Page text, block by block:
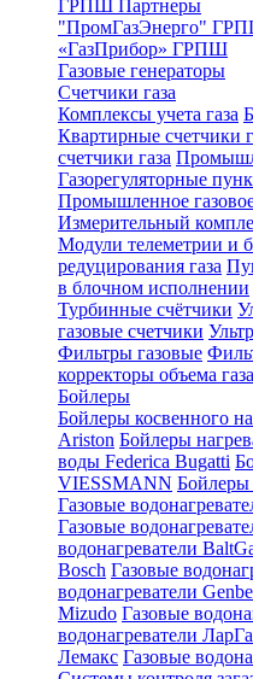
ГРПШ Партнеры
"ПромГазЭнерго"
«ГазПрибор» ГРПШ
Газовые генераторы
Счетчики газа
Комплексы учета газа
Квартирные счетчики
счетчики газа
Газорегуляторные
Промышленное
Измерительный
Модули телеметрии и
редуцирования газа
в блочном исполнении
Турбинные счётчики
газовые счетчики
Фильтры газовые
корректоры объема газа
Бойлеры
Бойлеры косвенного
Ariston Бойлеры
воды Federica Bugatti
VIESSMANN Бойлеры
Газовые
Газовые
водонагреватели
Bosch Газовые
водонагреватели
Mizudo Газовые
водонагреватели
Лемакс Газовые